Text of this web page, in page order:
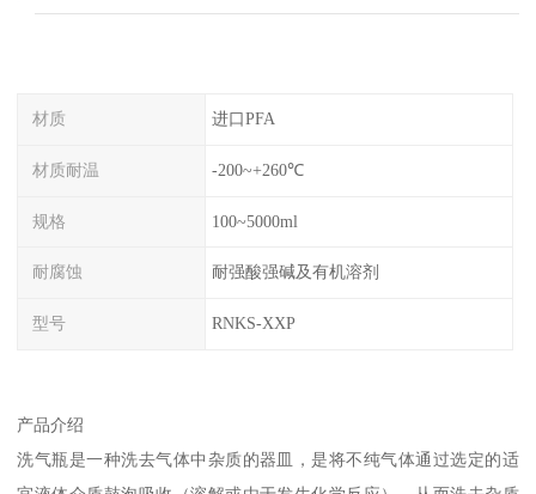
材质 进口PFA
材质耐温 -200~+260℃
规格 100~5000ml
耐腐蚀 耐强酸强碱及有机溶剂
型号 RNKS-XXP
产品介绍
洗气瓶是一种洗去气体中杂质的器皿，是将不纯气体通过选定的适